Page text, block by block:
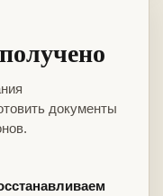
документы